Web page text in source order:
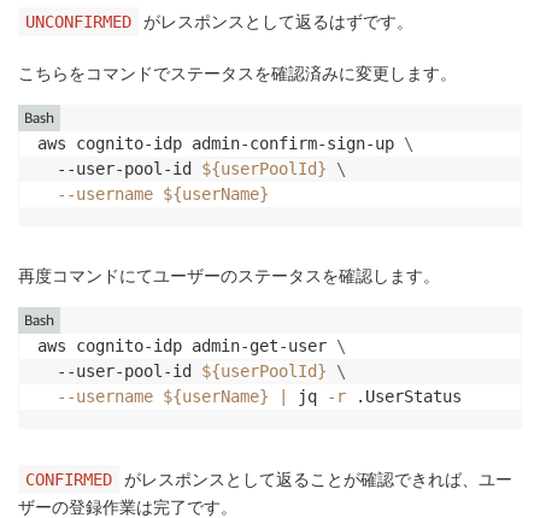
UNCONFIRMED がレスポンスとして返るはずです。
こちらをコマンドでステータスを確認済みに変更します。
aws cognito-idp admin-confirm-sign-up \
  --user-pool-id
${userPoolId}
\
--username ${userName}
Bash
再度コマンドにてユーザーのステータスを確認します。
aws cognito-idp admin-get-user \
  --user-pool-id
${userPoolId}
\
--username ${userName} jq -r .UserStatus
Bash
CONFIRMED
がレスポンスとして返ることが確認できれば、ユー
ザーの登録作業は完了です。